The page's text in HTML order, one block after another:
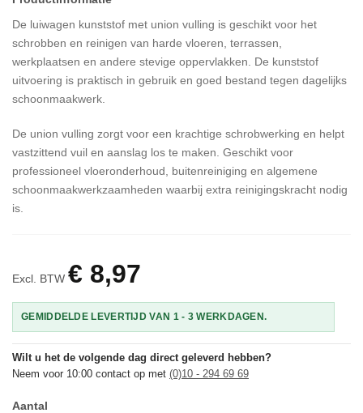
De luiwagen kunststof met union vulling is geschikt voor het
schrobben en reinigen van harde vloeren, terrassen,
werkplaatsen en andere stevige oppervlakken. De kunststof
uitvoering is praktisch in gebruik en goed bestand tegen dagelijks
schoonmaakwerk.
De union vulling zorgt voor een krachtige schrobwerking en helpt
vastzittend vuil en aanslag los te maken. Geschikt voor
professioneel vloeronderhoud, buitenreiniging en algemene
schoonmaakwerkzaamheden waarbij extra reinigingskracht nodig
is.
Excl. BTW € 8,97
GEMIDDELDE LEVERTIJD VAN 1 - 3 WERKDAGEN.
Wilt u het de volgende dag direct geleverd hebben?
Neem voor 10:00 contact op met (0)10 - 294 69 69
Aantal